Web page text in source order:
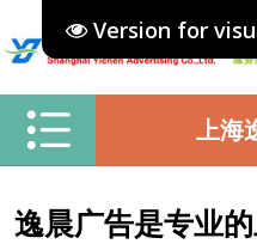
Version for
上海
逸晨广告是专业